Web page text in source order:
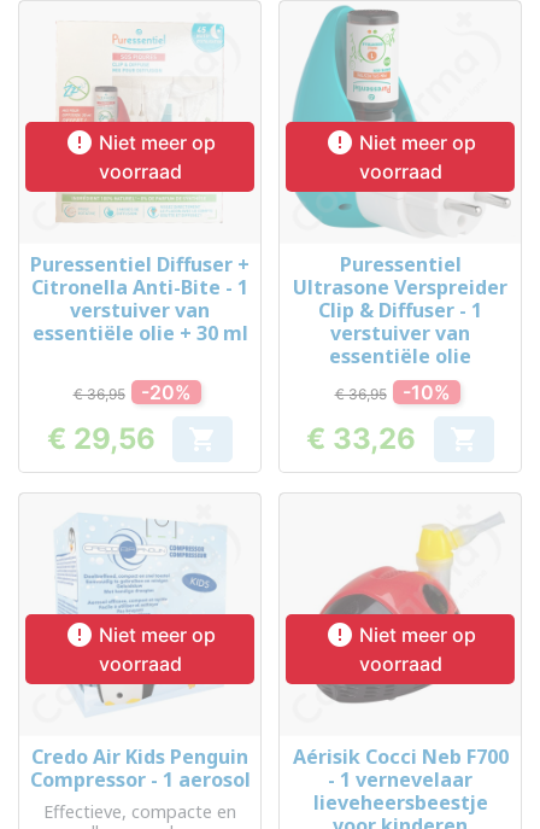
 Niet meer op
voorraad
Puressentiel Diffuser +
Citronella Anti-Bite - 1
verstuiver van
essentiële olie + 30 ml
€ 36,95 -20%
Prijs
€ 29,56 
 Niet meer op
voorraad
Puressentiel
Ultrasone Verspreider
Clip & Diffuser - 1
verstuiver van
essentiële olie
€ 36,95 -10%
Prijs
€ 33,26 
 Niet meer op
voorraad
Credo Air Kids Penguin
Compressor - 1 aerosol
Effectieve, compacte en
 Niet meer op
voorraad
Aérisik Cocci Neb F700
- 1 vernevelaar
lieveheersbeestje